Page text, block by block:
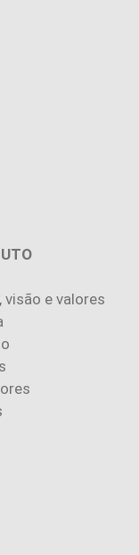
visão e valores